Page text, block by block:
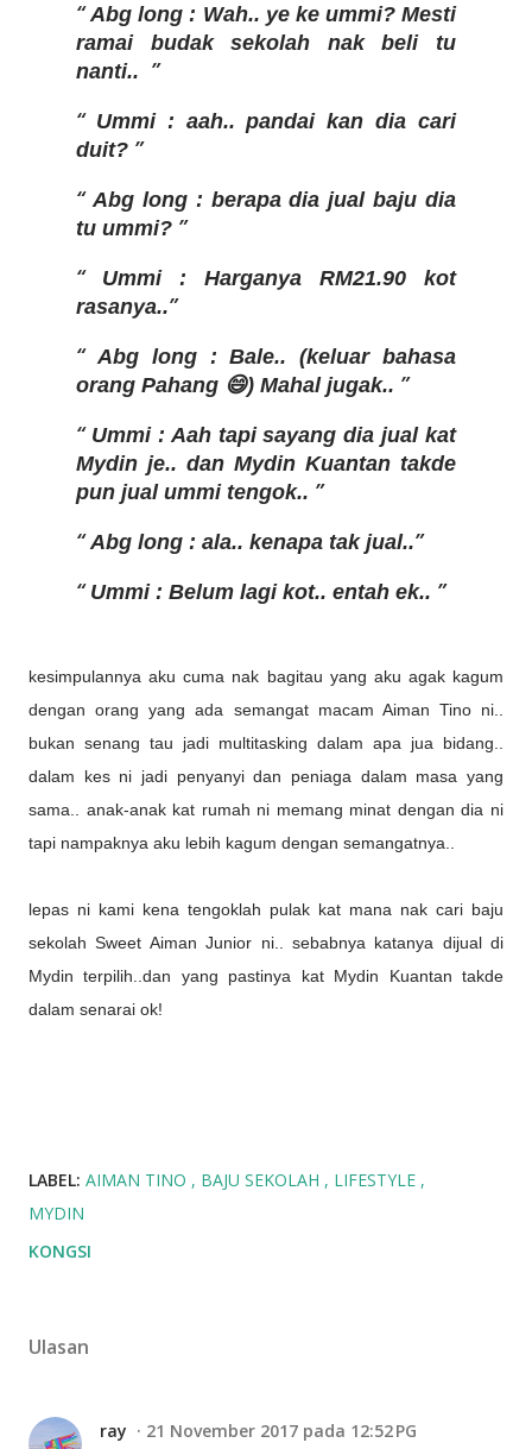
Abg long : Wah.. ye ke ummi? Mesti
ramai budak sekolah nak beli tu
nanti..
Ummi : aah.. pandai kan dia cari
duit?
Abg long : berapa dia jual baju dia
tu ummi?
Ummi : Harganya RM21.90 kot
rasanya..
Abg long : Bale.. (keluar bahasa
orang Pahang 😄) Mahal jugak..
Ummi : Aah tapi sayang dia jual kat
Mydin je.. dan Mydin Kuantan takde
pun jual ummi tengok..
Abg long : ala.. kenapa tak jual..
Ummi : Belum lagi kot.. entah ek..
kesimpulannya aku cuma nak bagitau yang aku agak kagum
dengan orang yang ada semangat macam Aiman Tino ni..
bukan senang tau jadi multitasking dalam apa jua bidang..
dalam kes ni jadi penyanyi dan peniaga dalam masa yang
sama.. anak-anak kat rumah ni memang minat dengan dia ni
tapi nampaknya aku lebih kagum dengan semangatnya..
lepas ni kami kena tengoklah pulak kat mana nak cari baju
sekolah Sweet Aiman Junior ni.. sebabnya katanya dijual di
Mydin terpilih..dan yang pastinya kat Mydin Kuantan takde
dalam senarai ok!
LABEL: AIMAN TINO BAJU SEKOLAH
LIFESTYLE
MYDIN
KONGSI
Ulasan
ray 21 November 2017 pada 12:52 PG